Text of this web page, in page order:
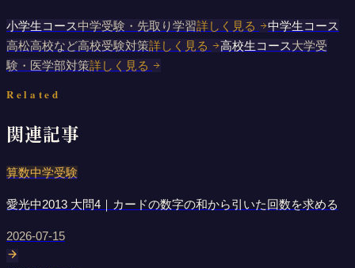
小学生コース中学受験・先取り学習詳しく見る
中学生コース
高松高校など高校受験対策詳しく見る 高校生コース大学受
験・医学部対策詳しく見る
Related
関連記事
算数中学受験
愛光中2013 大問4｜カードの数字の和から引いた回数を求める
2026-07-15